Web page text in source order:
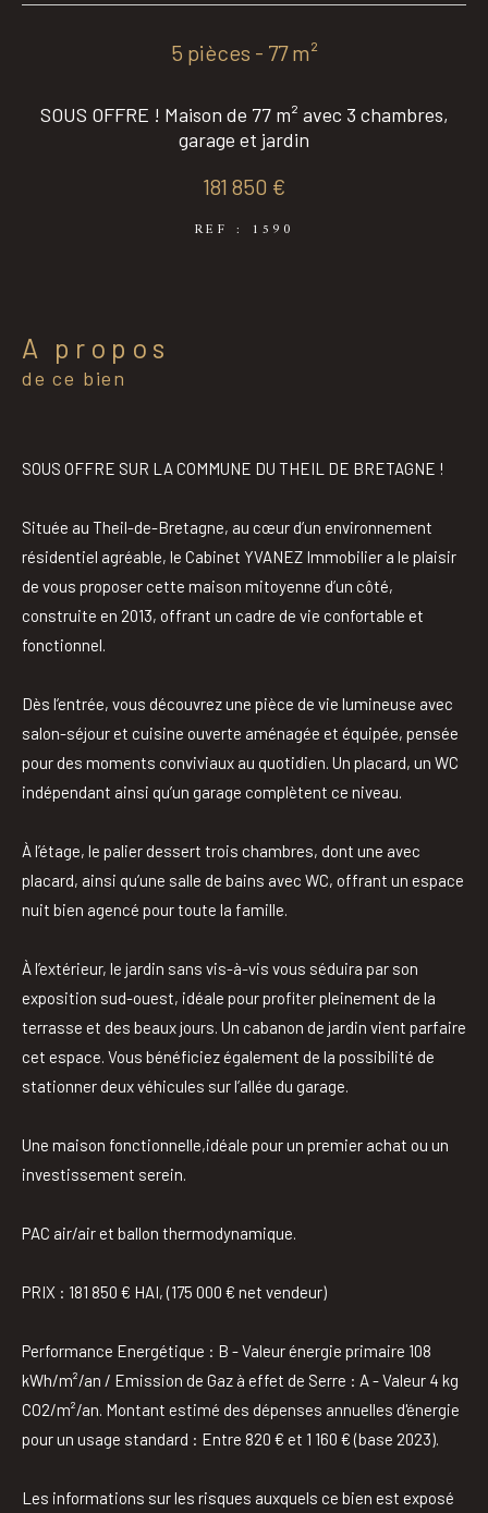
5 pièces - 77 m²
SOUS OFFRE ! Maison de 77 m² avec 3 chambres,
garage et jardin
181 850 €
REF : 1590
a propos
de ce bien
SOUS OFFRE SUR LA COMMUNE DU THEIL DE BRETAGNE !
Située au Theil-de-Bretagne, au cœur d’un environnement
résidentiel agréable, le Cabinet YVANEZ Immobilier a le plaisir
de vous proposer cette maison mitoyenne d’un côté,
construite en 2013, offrant un cadre de vie confortable et
fonctionnel.
Dès l’entrée, vous découvrez une pièce de vie lumineuse avec
salon-séjour et cuisine ouverte aménagée et équipée, pensée
pour des moments conviviaux au quotidien. Un placard, un WC
indépendant ainsi qu’un garage complètent ce niveau.
À l’étage, le palier dessert trois chambres, dont une avec
placard, ainsi qu’une salle de bains avec WC, offrant un espace
nuit bien agencé pour toute la famille.
À l’extérieur, le jardin sans vis-à-vis vous séduira par son
exposition sud-ouest, idéale pour profiter pleinement de la
terrasse et des beaux jours. Un cabanon de jardin vient parfaire
cet espace. Vous bénéficiez également de la possibilité de
stationner deux véhicules sur l’allée du garage.
Une maison fonctionnelle,idéale pour un premier achat ou un
investissement serein.
PAC air/air et ballon thermodynamique.
PRIX : 181 850 € HAI, (175 000 € net vendeur)
Performance Energétique : B - Valeur énergie primaire 108
kWh/m²/an / Emission de Gaz à effet de Serre : A - Valeur 4 kg
CO2/m²/an. Montant estimé des dépenses annuelles d'énergie
pour un usage standard : Entre 820 € et 1 160 € (base 2023).
Les informations sur les risques auxquels ce bien est exposé
RECHERCHER